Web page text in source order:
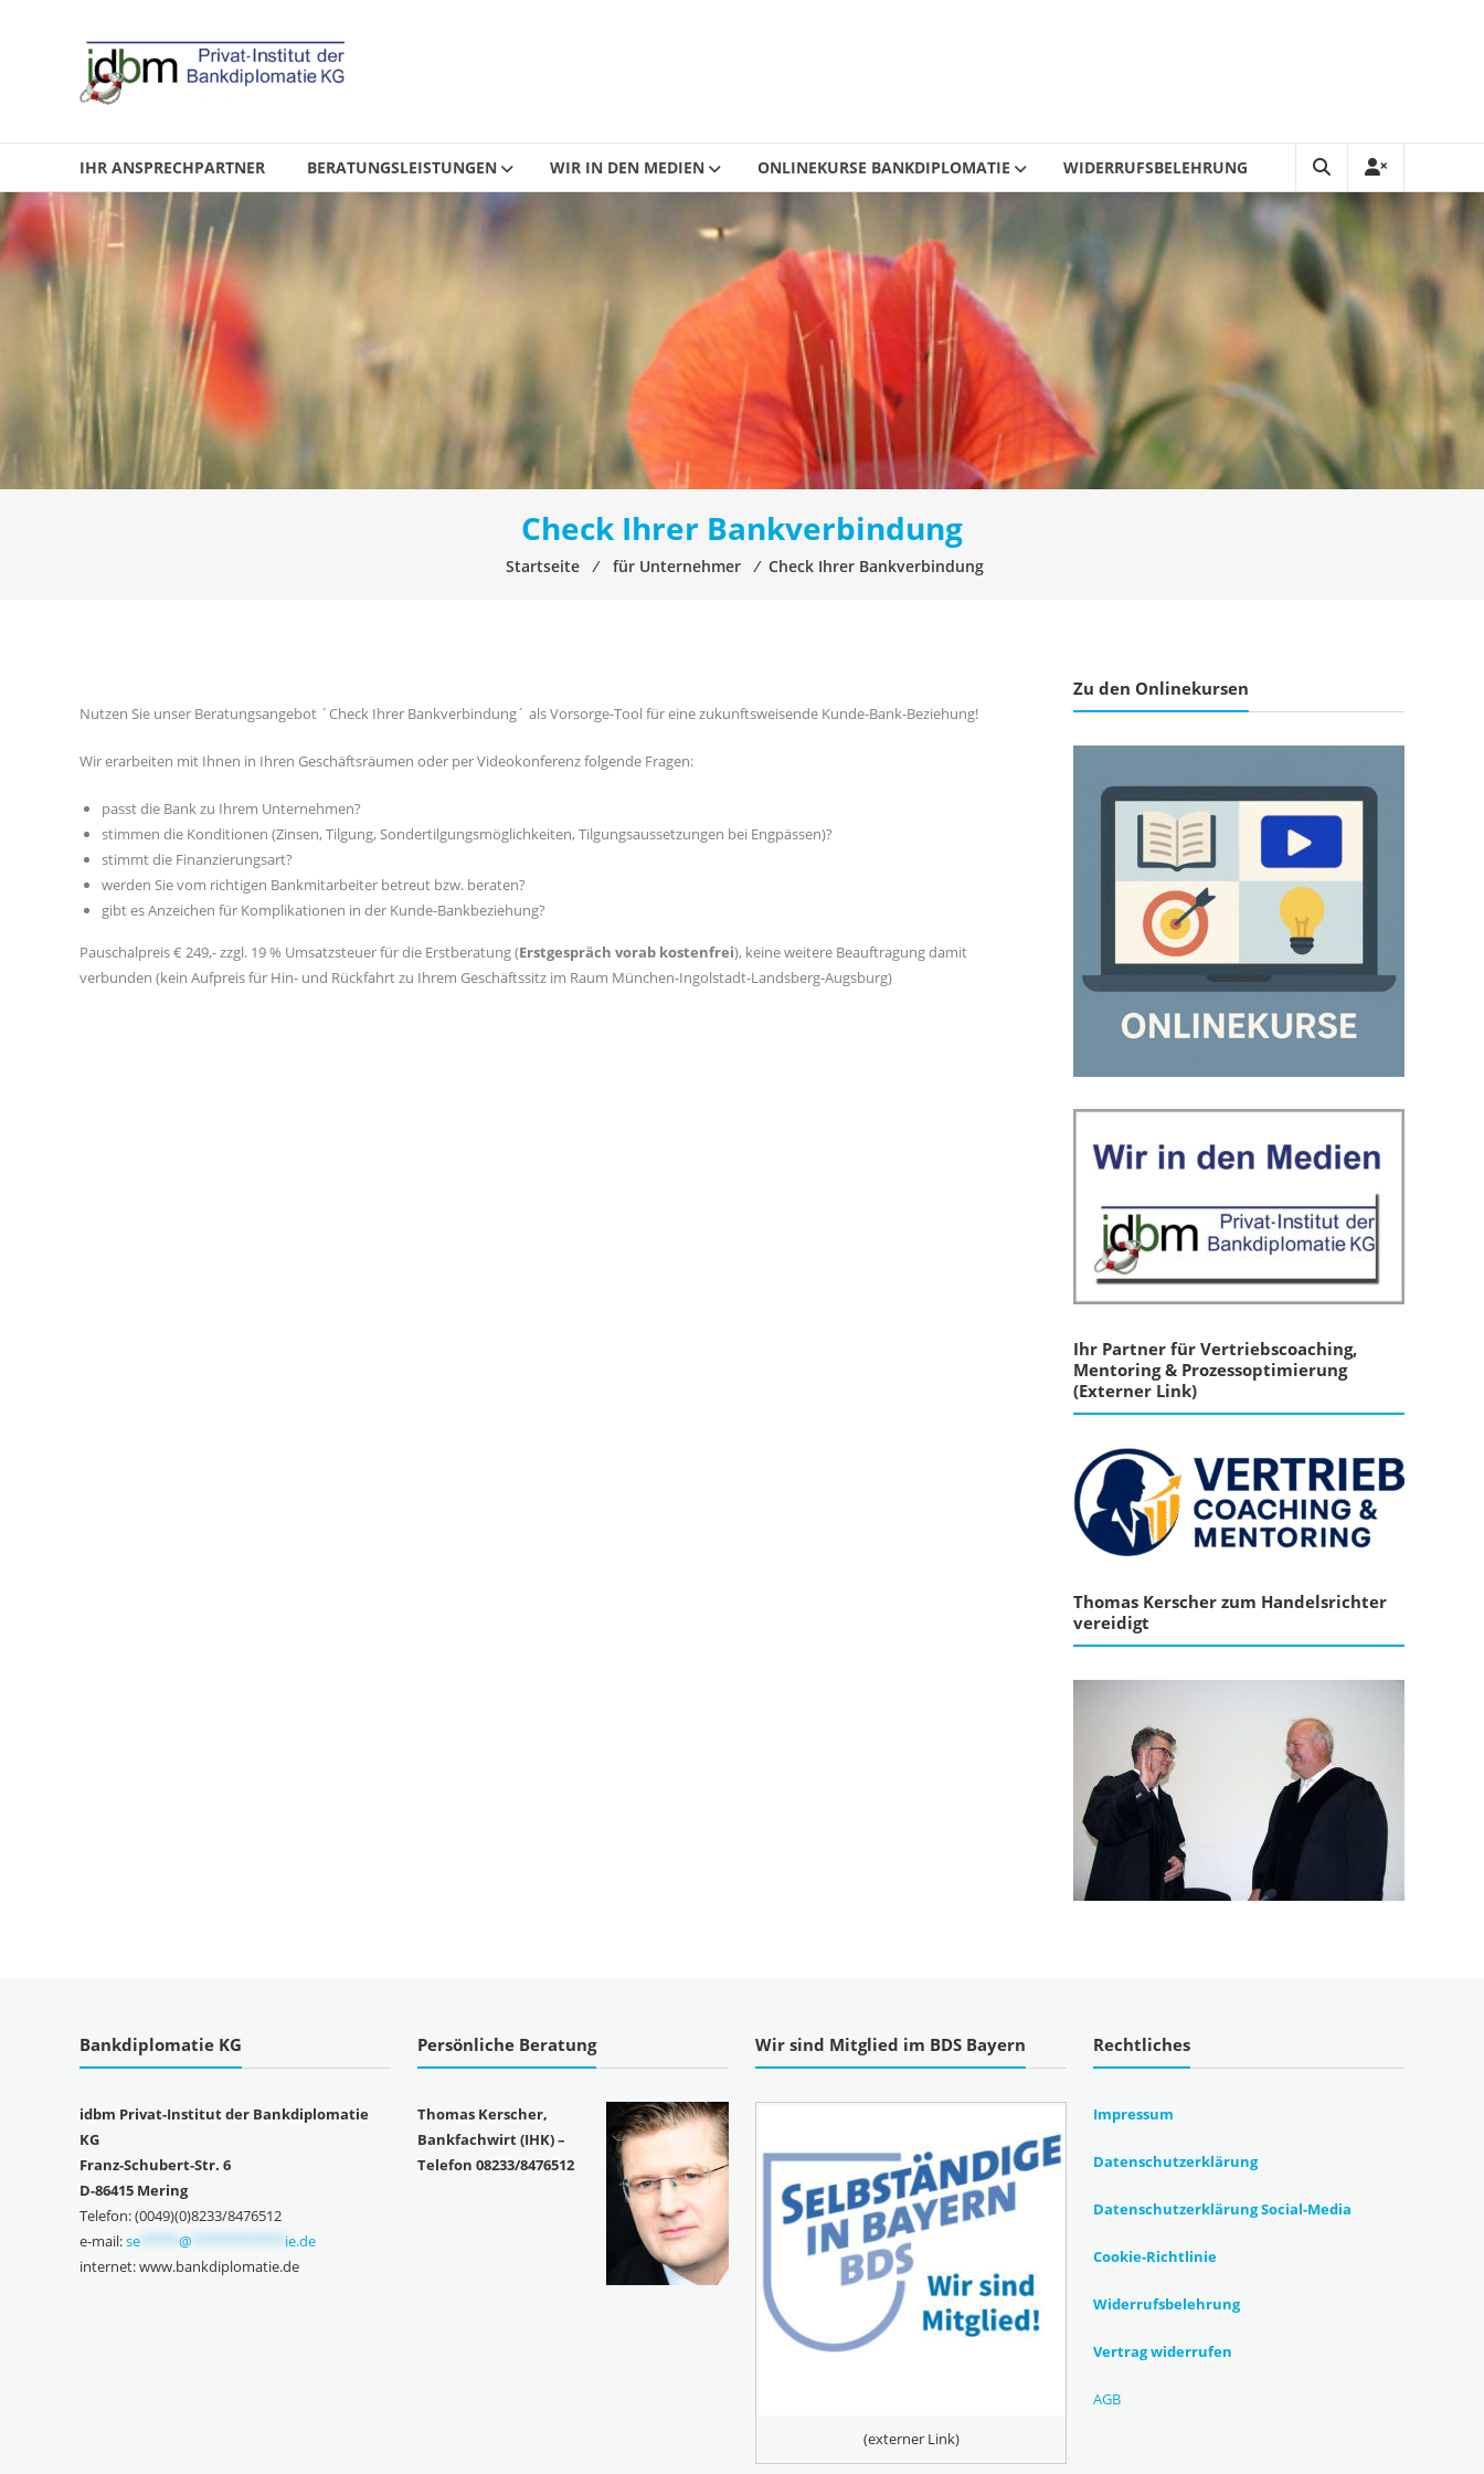
IHR ANSPRECHPARTNER BERATUNGSLEISTUNGEN WIR IN DEN MEDIEN ONLINEKURSE BANKDIPLOMATIE WIDERRUFSBELEHRUNG
Check Ihrer Bankverbindung
Startseite ⁄ für Unternehmer ⁄ Check Ihrer Bankverbindung
Nutzen Sie unser Beratungsangebot ´Check Ihrer Bankverbindung´ als Vorsorge-Tool für eine zukunftsweisende Kunde-Bank-Beziehung!
Wir erarbeiten mit Ihnen in Ihren Geschäftsräumen oder per Videokonferenz folgende Fragen:
passt die Bank zu Ihrem Unternehmen?
stimmen die Konditionen (Zinsen, Tilgung, Sondertilgungsmöglichkeiten, Tilgungsaussetzungen bei Engpässen)?
stimmt die Finanzierungsart?
werden Sie vom richtigen Bankmitarbeiter betreut bzw. beraten?
gibt es Anzeichen für Komplikationen in der Kunde-Bankbeziehung?
Pauschalpreis € 249,- zzgl. 19 % Umsatzsteuer für die Erstberatung (Erstgespräch vorab kostenfrei), keine weitere Beauftragung damit
verbunden (kein Aufpreis für Hin- und Rückfahrt zu Ihrem Geschäftssitz im Raum München-Ingolstadt-Landsberg-Augsburg)
Zu den Onlinekursen
Ihr Partner für Vertriebscoaching,
Mentoring & Prozessoptimierung
(Externer Link)
Thomas Kerscher zum Handelsrichter
vereidigt
Bankdiplomatie KG
idbm Privat-Institut der Bankdiplomatie
KG
Franz-Schubert-Str. 6
D-86415 Mering
Telefon: (0049)(0)8233/8476512
e-mail:se *****@
ie.de
internet: www.bankdiplomatie.de
Persönliche Beratung
Thomas Kerscher,
Bankfachwirt (IHK) –
Telefon 08233/8476512
Wir sind Mitglied im BDS Bayern
(externer Link)
Rechtliches
Impressum
Datenschutzerklärung
Datenschutzerklärung Social-Media
Cookie-Richtlinie
Widerrufsbelehrung
Vertrag widerrufen
AGB